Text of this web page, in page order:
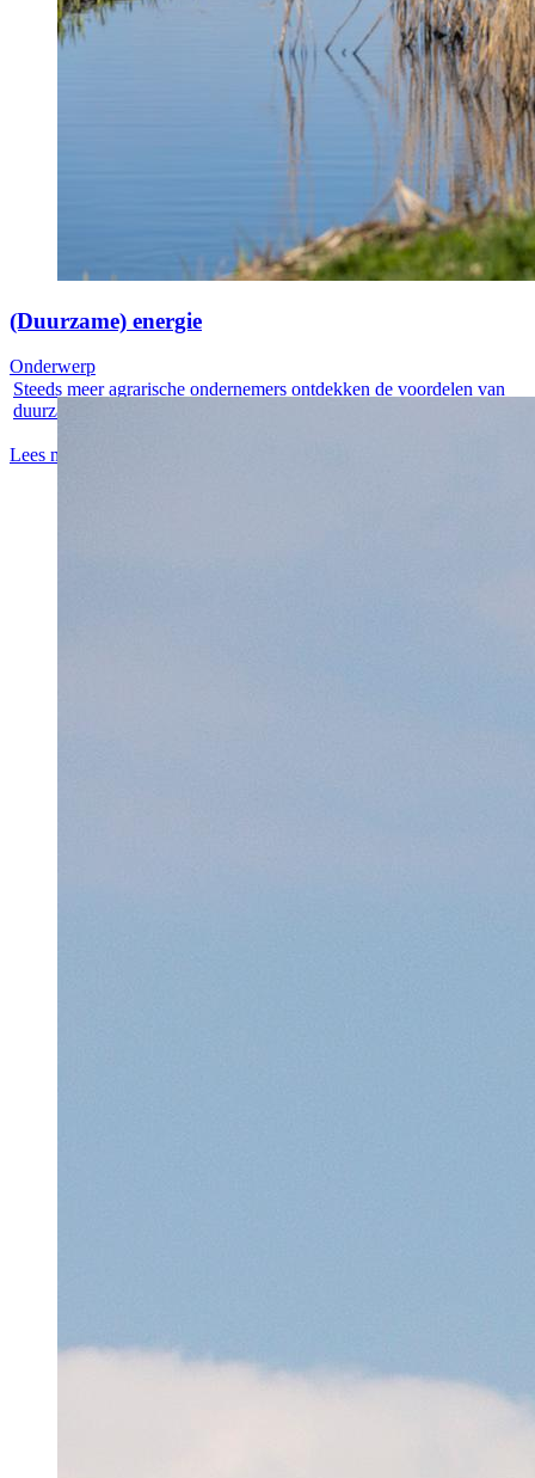
(Duurzame) energie
Steeds meer agrarische ondernemers ontdekken de voordelen van
duurzame...
Lees meer
Onderwerp